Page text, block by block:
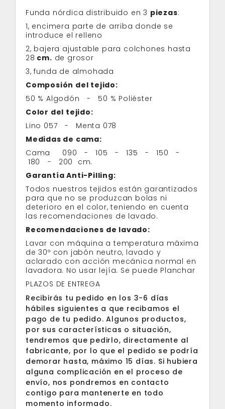
Funda nórdica distribuido en 3 piezas:
1, encimera parte de arriba donde se
introduce el relleno
2, bajera ajustable para colchones hasta
28 cm. de grosor
3, funda de almohada
Composión del tejido:
50 % Algodón - 50 % Poliéster
Color del tejido:
Lino 057 - Menta 078
Medidas de cama:
Cama 090 - 105 - 135 - 150 -
180 - 200 cm.
Garantía Anti-Pilling:
Todos nuestros tejidos están garantizados
para que no se produzcan bolas ni
deterioro en el color, teniendo en cuenta
las recomendaciones de lavado.
Recomendaciones de lavado:
Lavar con máquina a temperatura máxima
de 30º con jabón neutro, lavado y
aclarado con acción mecánica normal en
lavadora. No usar lejía. Se puede Planchar
PLAZOS DE ENTREGA
Recibirás tu pedido en los 3-6 días
hábiles siguientes a que recibamos el
pago de tu pedido. Algunos productos,
por sus características o situación,
tendremos que pedirlo, directamente al
fabricante, por lo que el pedido se podría
demorar hasta, máximo 15 días. Si hubiera
alguna complicación en el proceso de
envío, nos pondremos en contacto
contigo para mantenerte en todo
momento informado.